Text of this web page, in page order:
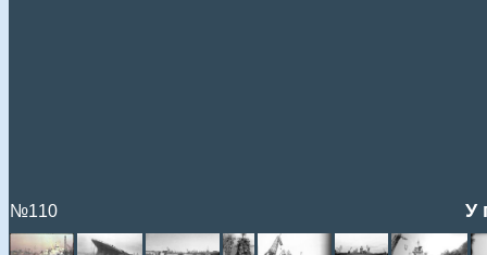
№110 У